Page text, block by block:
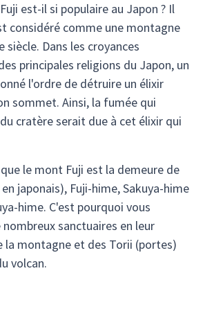
est-il si populaire au Japon ? Il
considéré comme une montagne
siècle. Dans les croyances
principales religions du Japon, un
l'ordre de détruire un élixir
sommet. Ainsi, la fumée qui
cratère serait due à cet élixir qui
le mont Fuji est la demeure de
japonais), Fuji-hime, Sakuya-hime
hime. C'est pourquoi vous
sanctuaires en leur
la montagne et des Torii (portes)
volcan.